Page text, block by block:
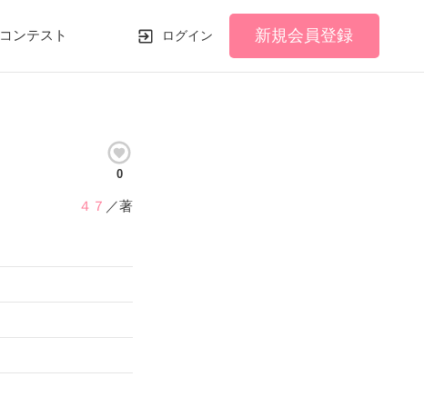
コンテスト ログイン 新規会員登録
0
４７ ／著